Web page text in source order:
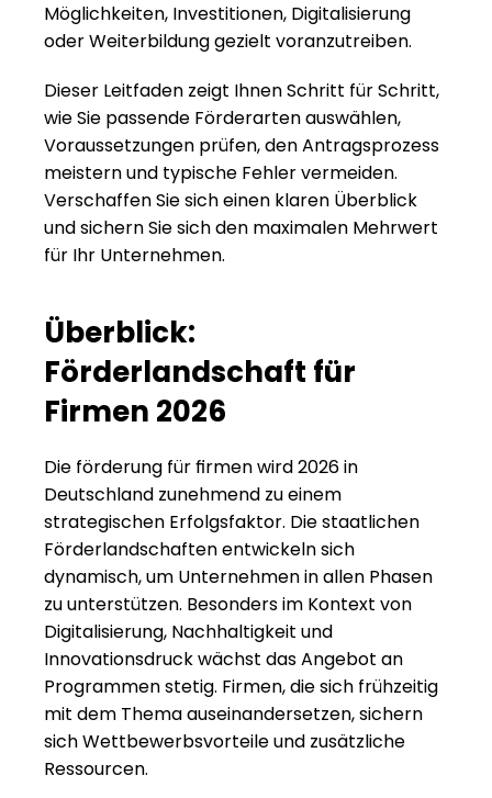
Möglichkeiten, Investitionen, Digitalisierung
oder Weiterbildung gezielt voranzutreiben.
Dieser Leitfaden zeigt Ihnen Schritt für Schritt,
wie Sie passende Förderarten auswählen,
Voraussetzungen prüfen, den Antragsprozess
meistern und typische Fehler vermeiden.
Verschaffen Sie sich einen klaren Überblick
und sichern Sie sich den maximalen Mehrwert
für Ihr Unternehmen.
Überblick:
Förderlandschaft für
Firmen 2026
Die förderung für firmen wird 2026 in
Deutschland zunehmend zu einem
strategischen Erfolgsfaktor. Die staatlichen
Förderlandschaften entwickeln sich
dynamisch, um Unternehmen in allen Phasen
zu unterstützen. Besonders im Kontext von
Digitalisierung, Nachhaltigkeit und
Innovationsdruck wächst das Angebot an
Programmen stetig. Firmen, die sich frühzeitig
mit dem Thema auseinandersetzen, sichern
sich Wettbewerbsvorteile und zusätzliche
Ressourcen.